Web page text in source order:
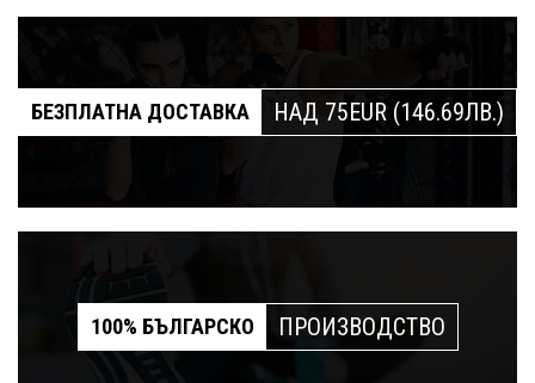
БЕЗПЛАТНА ДОСТАВКА НАД 75EUR (146.69ЛВ.)
100% БЪЛГАРСКО ПРОИЗВОДСТВО